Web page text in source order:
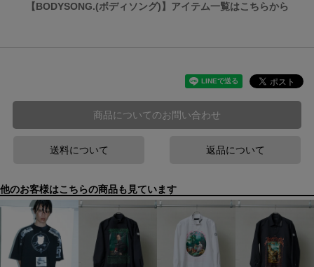
【BODYSONG.(ボディソング)】アイテム一覧はこちらから
商品についてのお問い合わせ
送料について 返品について
他のお客様はこちらの商品も見ています